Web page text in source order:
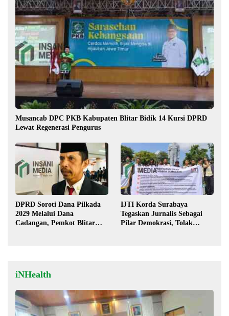
Musancab DPC PKB Kabupaten Blitar Bidik 14 Kursi DPRD
Lewat Regenerasi Pengurus
DPRD Soroti Dana Pilkada
2029 Melalui Dana
Cadangan, Pemkot Blitar
IJTI Korda Surabaya
Tegaskan Jurnalis Sebagai
Pilar Demokrasi, Tolak
iNHealth